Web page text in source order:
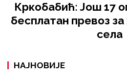
Кркобабић: Још 17
бесплатан превоз
села
НАЈНОВИЈЕ